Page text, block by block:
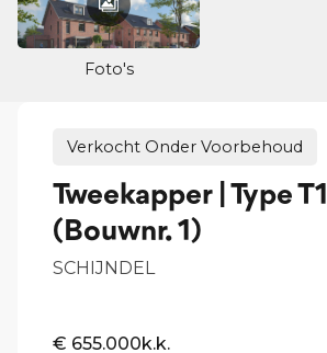
Foto's
Verkocht Onder Voorbehoud
Tweekapper | Type T1
(Bouwnr. 1)
SCHIJNDEL
€ 655.000k.k.